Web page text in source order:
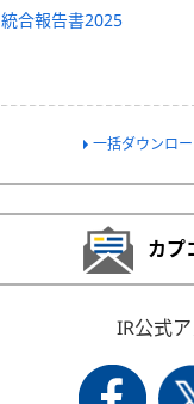
統合報告書2025
一括ダウンロー
カプ
IR公式